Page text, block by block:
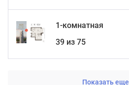
1-комнатная
39 из 75
Показать еще